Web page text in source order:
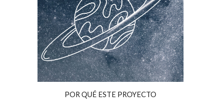
POR QUÉ ESTE PROYECTO